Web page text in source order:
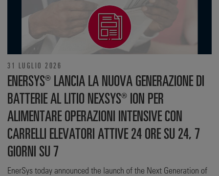
31 LUGLIO 2026
ENERSYS® LANCIA LA NUOVA GENERAZIONE DI
BATTERIE AL LITIO NEXSYS® ION PER
ALIMENTARE OPERAZIONI INTENSIVE CON
CARRELLI ELEVATORI ATTIVE 24 ORE SU 24, 7
GIORNI SU 7
EnerSys today announced the launch of the Next Generation of